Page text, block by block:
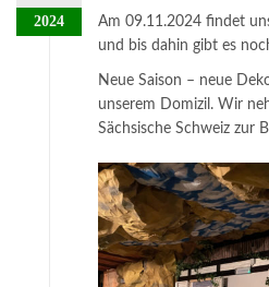
2024
Am 09.11.2024 findet
und bis dahin gibt es
Neue Saison – neue
unserem Domizil. Wir
Sächsische Schweiz zur